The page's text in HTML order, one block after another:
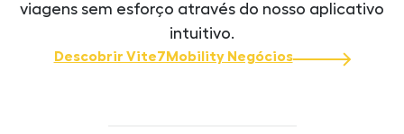
viagens sem esforço através do nosso aplicativo
intuitivo.
Descobrir Vite7Mobility Negócios